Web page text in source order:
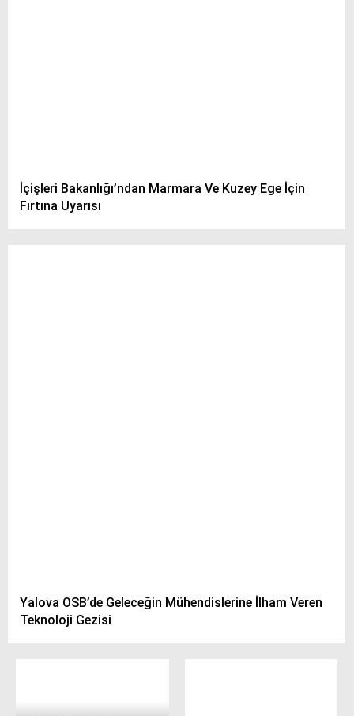
İçişleri Bakanlığı’ndan Marmara Ve Kuzey Ege İçin
Fırtına Uyarısı
Yalova OSB’de Geleceğin Mühendislerine İlham Veren
Teknoloji Gezisi